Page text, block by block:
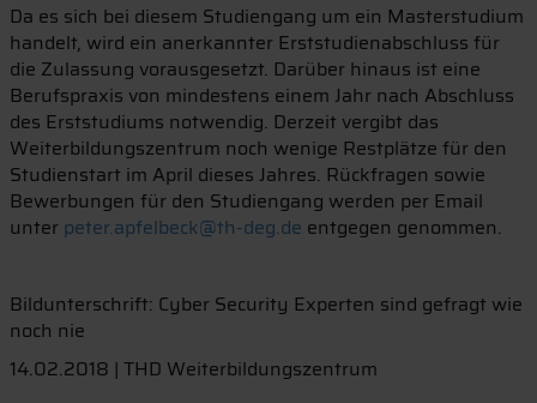
Da es sich bei diesem Studiengang um ein Masterstudium
handelt, wird ein anerkannter Erststudienabschluss für
die Zulassung vorausgesetzt. Darüber hinaus ist eine
Berufspraxis von mindestens einem Jahr nach Abschluss
des Erststudiums notwendig. Derzeit vergibt das
Weiterbildungszentrum noch wenige Restplätze für den
Studienstart im April dieses Jahres. Rückfragen sowie
Bewerbungen für den Studiengang werden per Email
unter peter.apfelbeck@th-deg.de entgegen genommen.
Bildunterschrift: Cyber Security Experten sind gefragt wie
noch nie
14.02.2018 | THD Weiterbildungszentrum